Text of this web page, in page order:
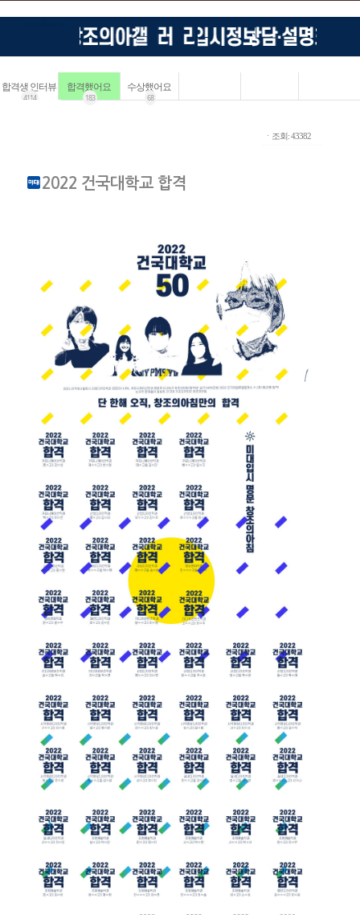
합격생 인터뷰
4114
합격했어요
183
수상했어요
68
ㆍ조회: 43382
2022 건국대학교 합격